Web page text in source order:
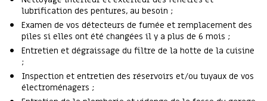
lubrification des pentures, au besoin ;
Examen de vos détecteurs de fumée et remplacement des
piles si elles ont été changées il y a plus de 6 mois ;
Entretien et dégraissage du filtre de la hotte de la cuisine
;
Inspection et entretien des réservoirs et/ou tuyaux de vos
électroménagers ;